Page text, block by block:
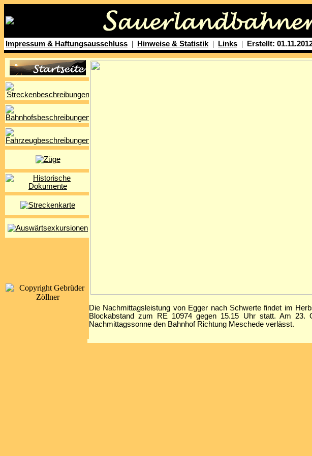
Impressum & Haftungsausschluss | Hinweise & Statistik | Links | Erstellt:
Die Nachmittagsleistung von Egger nach Schwerte findet im
Blockabstand zum RE 10974 gegen 15.15 Uhr statt. Am
Nachmittagssonne den Bahnhof Richtung Meschede verlässt.